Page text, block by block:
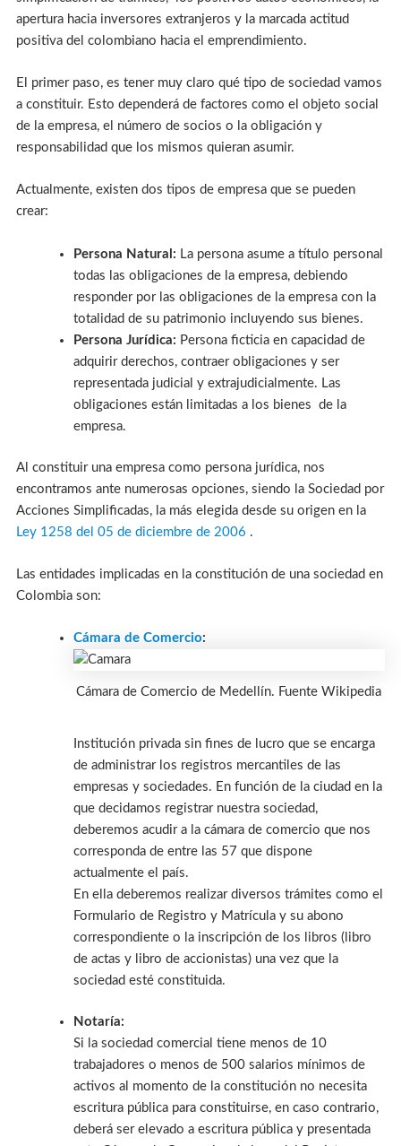
apertura hacia inversores extranjeros y la marcada actitud
positiva del colombiano hacia el emprendimiento.
El primer paso, es tener muy claro qué tipo de sociedad vamos
a constituir. Esto dependerá de factores como el objeto social
de la empresa, el número de socios o la obligación y
responsabilidad que los mismos quieran asumir.
Actualmente, existen dos tipos de empresa que se pueden
crear:
Persona Natural: La persona asume a título personal
todas las obligaciones de la empresa, debiendo
responder por las obligaciones de la empresa con la
totalidad de su patrimonio incluyendo sus bienes.
Persona Jurídica: Persona ficticia en capacidad de
adquirir derechos, contraer obligaciones y ser
representada judicial y extrajudicialmente. Las
obligaciones están limitadas a los bienes de la
empresa.
Al constituir una empresa como persona jurídica, nos
encontramos ante numerosas opciones, siendo la Sociedad por
Acciones Simplificadas, la más elegida desde su origen en la
Ley 1258 del 05 de diciembre de 2006 .
Las entidades implicadas en la constitución de una sociedad en
Colombia son:
Cámara de Comercio:
Cámara de Comercio de Medellín. Fuente Wikipedia
Institución privada sin fines de lucro que se encarga
de administrar los registros mercantiles de las
empresas y sociedades. En función de la ciudad en la
que decidamos registrar nuestra sociedad,
deberemos acudir a la cámara de comercio que nos
corresponda de entre las 57 que dispone
actualmente el país.
En ella deberemos realizar diversos trámites como el
Formulario de Registro y Matrícula y su abono
correspondiente o la inscripción de los libros (libro
de actas y libro de accionistas) una vez que la
sociedad esté constituida.
Notaría:
Si la sociedad comercial tiene menos de 10
trabajadores o menos de 500 salarios mínimos de
activos al momento de la constitución no necesita
escritura pública para constituirse, en caso contrario,
deberá ser elevado a escritura pública y presentada